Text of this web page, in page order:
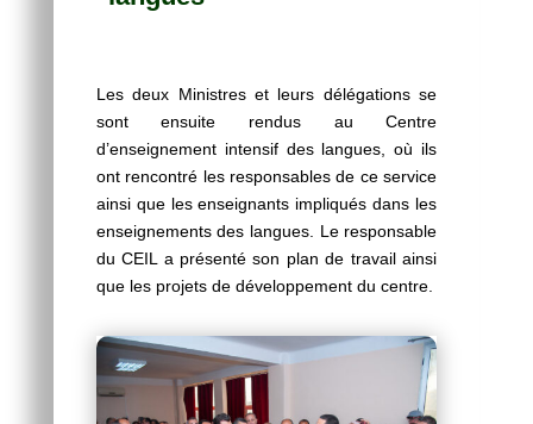
Les deux Ministres et leurs délégations se
sont ensuite rendus au Centre
d’enseignement intensif des langues, où ils
ont rencontré les responsables de ce service
ainsi que les enseignants impliqués dans les
enseignements des langues. Le responsable
du CEIL a présenté son plan de travail ainsi
que les projets de développement du centre.